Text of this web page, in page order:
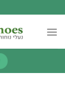
to
content